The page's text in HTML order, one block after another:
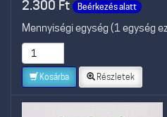
2.300 Ft Beérkezés alatt
Mennyiségi egység (1 egység
Kosárba Részletek